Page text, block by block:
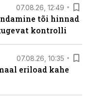
07.08.26, 12:49
tõi hinnad
kontrolli
07.08.26, 10:35
eriload kahe